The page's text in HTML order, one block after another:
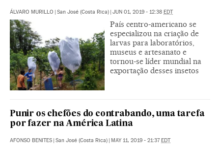
ÁLVARO MURILLO | San José (Costa Rica) | JUN 01, 2019 - 12:38 EDT
País centro-americano se
especializou na criação de
larvas para laboratórios,
museus e artesanato e
tornou-se líder mundial na
exportação desses insetos
Punir os chefões do contrabando, uma tarefa
por fazer na América Latina
AFONSO BENITES | San José (Costa Rica) | MAY 11, 2019 - 21:37EDT